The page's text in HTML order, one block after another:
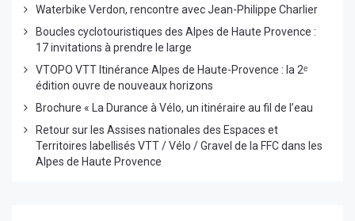
Waterbike Verdon, rencontre avec Jean-Philippe Charlier
Boucles cyclotouristiques des Alpes de Haute Provence :
17 invitations à prendre le large
VTOPO VTT Itinérance Alpes de Haute-Provence : la 2ᵉ
édition ouvre de nouveaux horizons
Brochure « La Durance à Vélo, un itinéraire au fil de l’eau
Retour sur les Assises nationales des Espaces et
Territoires labellisés VTT / Vélo / Gravel de la FFC dans les
Alpes de Haute Provence